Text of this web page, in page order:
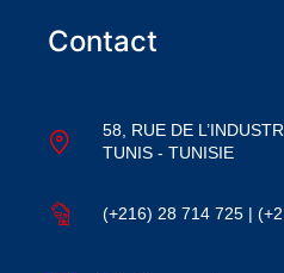
Contact
58, RUE DE
TUNIS - TUNISIE
(+216) 28 714 725 |